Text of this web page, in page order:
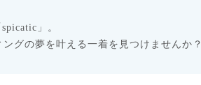
」。
グの夢を叶える一着を見つけませんか？